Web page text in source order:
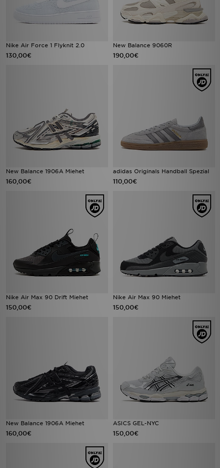
Nike Air Force 1 Flyknit 2.0
130,00€
New Balance 9060R
190,00€
New Balance 1906A Miehet
160,00€
adidas Originals Handball Spezial
110,00€
Nike Air Max 90 Drift Miehet
150,00€
Nike Air Max 90 Miehet
150,00€
New Balance 1906A Miehet
160,00€
ASICS GEL-NYC
150,00€